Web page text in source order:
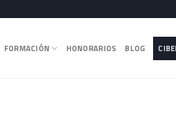
FORMACIÓN HONORARIOS BLOG